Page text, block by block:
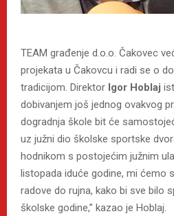
TEAM građenje d.o.o. Čakovec
projekata u Čakovcu i radi se o
tradicijom. Direktor Igor Hoblaj
dobivanjem još jednog ovakvog
dogradnja škole bit će
uz južni dio školske sportske
hodnikom s postojećim južnim
listopada iduće godine, mi ćemo
radove do rujna, kako bi sve bilo
školske godine,” kazao je Hoblaj.